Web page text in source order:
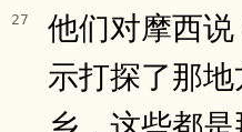
27
他们对摩西
示打探了那
乡，这些都是